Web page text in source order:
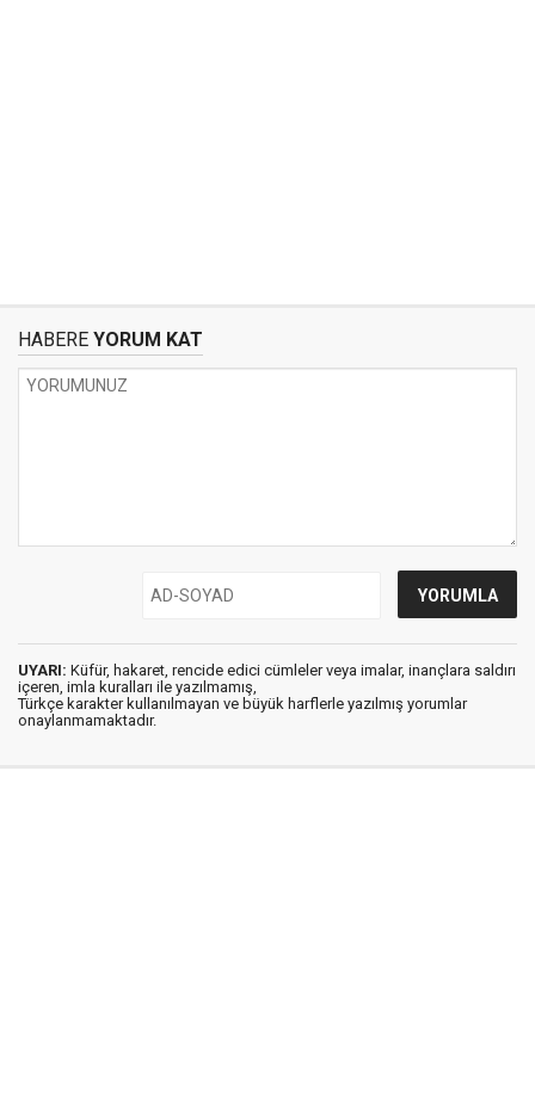
HABERE YORUM KAT
UYARI: Küfür, hakaret, rencide edici cümleler veya imalar, inançlara saldırı
içeren, imla kuralları ile yazılmamış,
Türkçe karakter kullanılmayan ve büyük harflerle yazılmış yorumlar
onaylanmamaktadır.